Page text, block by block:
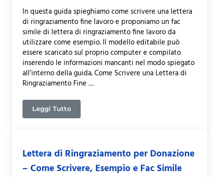
In questa guida spieghiamo come scrivere una lettera
di ringraziamento fine lavoro e proponiamo un fac
simile di lettera di ringraziamento fine lavoro da
utilizzare come esempio. Il modello editabile può
essere scaricato sul proprio computer e compilato
inserendo le informazioni mancanti nel modo spiegato
all’interno della guida. Come Scrivere una Lettera di
Ringraziamento Fine …
Leggi TuttoLettera di Ringraziamento Fine Lavoro – Come
Lettera di Ringraziamento per Donazione
– Come Scrivere, Esempio e Fac Simile